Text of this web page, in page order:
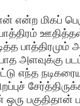
என்ற மிகப்
அளவுக்கு
எந்த
பகுதிதான்